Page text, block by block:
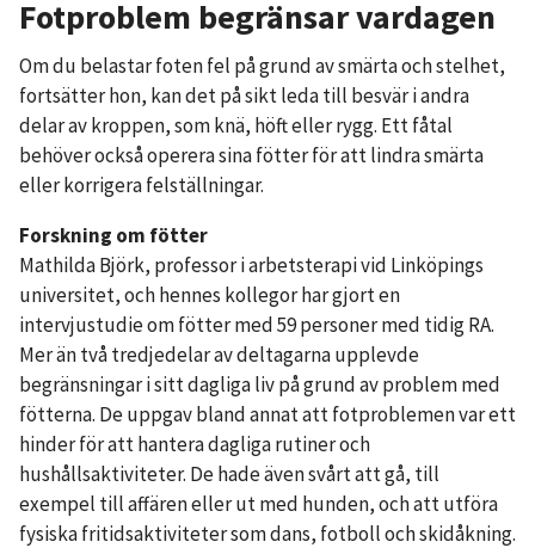
Fotproblem begränsar vardagen
Om du belastar foten fel på grund av smärta och stelhet,
fortsätter hon, kan det på sikt leda till besvär i andra
delar av kroppen, som knä, höft eller rygg. Ett fåtal
behöver också operera sina fötter för att lindra smärta
eller korrigera felställningar.
Forskning om fötter
Mathilda Björk, professor i arbetsterapi vid Linköpings
universitet, och hennes kollegor har gjort en
intervjustudie om fötter med 59 personer med tidig RA.
Mer än två tredjedelar av deltagarna upplevde
begränsningar i sitt dagliga liv på grund av problem med
fötterna. De uppgav bland annat att fotproblemen var ett
hinder för att hantera dagliga rutiner och
hushållsaktiviteter. De hade även svårt att gå, till
exempel till affären eller ut med hunden, och att utföra
fysiska fritidsaktiviteter som dans, fotboll och skidåkning.